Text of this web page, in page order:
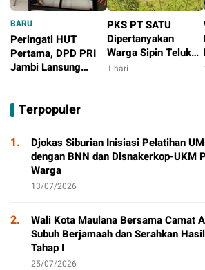
BARU
Peringati HUT
Pertama, DPD PRI
Jambi Lansung
PKS PT SATU
Dipertanyakan
Warga Sipin Teluk
Duren, Jarak Dekat
1 hari
Terpopuler
1.
Djokas Siburian Inisiasi Pelatihan
dengan BNN dan Disnakerkop-UKM
Warga
13/07/2026
2.
Wali Kota Maulana Bersama Camat
Subuh Berjamaah dan Serahkan
Tahap I
25/07/2026